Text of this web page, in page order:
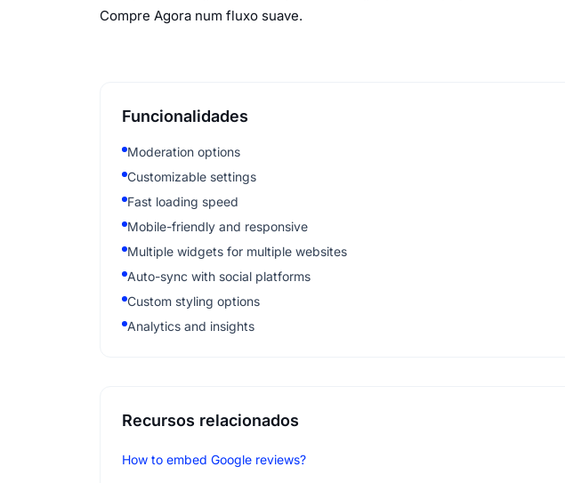
Compre Agora num fluxo suave.
Funcionalidades
Moderation options
Customizable settings
Fast loading speed
Mobile-friendly and responsive
Multiple widgets for multiple websites
Auto-sync with social platforms
Custom styling options
Analytics and insights
Recursos relacionados
How to embed Google reviews?